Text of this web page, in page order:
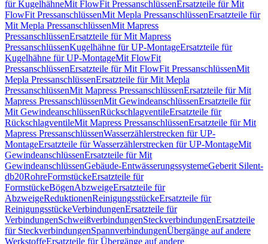
für KugelhähneMit FlowFit PressanschlüssenErsatzteile für Mit
FlowFit PressanschlüssenMit Mepla PressanschlüssenErsatzteile für
Mit Mepla PressanschlüssenMit Mapress
PressanschlüssenErsatzteile für Mit Mapress
PressanschlüssenKugelhähne für UP-MontageErsatzteile für
Kugelhähne für UP-MontageMit FlowFit
PressanschlüssenErsatzteile für Mit FlowFit PressanschlüssenMit
Mepla PressanschlüssenErsatzteile für Mit Mepla
PressanschlüssenMit Mapress PressanschlüssenErsatzteile für Mit
Mapress PressanschlüssenMit GewindeanschlüssenErsatzteile für
Mit GewindeanschlüssenRückschlagventileErsatzteile für
RückschlagventileMit Mapress PressanschlüssenErsatzteile für Mit
Mapress PressanschlüssenWasserzählerstrecken für UP-
MontageErsatzteile für Wasserzählerstrecken für UP-MontageMit
GewindeanschlüssenErsatzteile für Mit
GewindeanschlüssenGebäude-EntwässerungssystemeGeberit Silent-
db20RohreFormstückeErsatzteile für
FormstückeBögenAbzweigeErsatzteile für
AbzweigeReduktionenReinigungsstückeErsatzteile für
ReinigungsstückeVerbindungenErsatzteile für
VerbindungenSchweißverbindungenSteckverbindungenErsatzteile
für SteckverbindungenSpannverbindungenÜbergänge auf andere
WerkstoffeErsatzteile für Übergänge auf andere